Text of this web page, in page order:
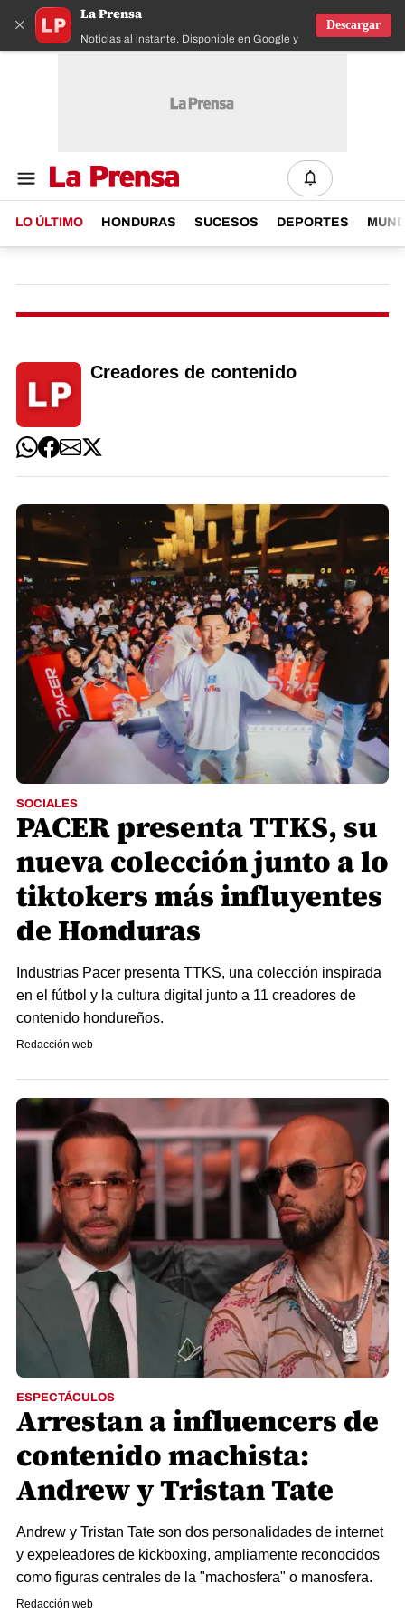
×
La Prensa
Noticias al instante. Disponible en Google y IOS
Descargar
LO ÚLTIMO HONDURAS SUCESOS DEPORTES
Creadores de contenido
SOCIALES
PACER presenta TTKS, su
nueva colección junto a lo
tiktokers más influyentes
de Honduras
Industrias Pacer presenta TTKS, una colección inspirada
en el fútbol y la cultura digital junto a 11 creadores de
contenido hondureños.
Redacción web
ESPECTÁCULOS
Arrestan a influencers de
contenido machista:
Andrew y Tristan Tate
Andrew y Tristan Tate son dos personalidades de internet
y expeleadores de kickboxing, ampliamente reconocidos
como figuras centrales de la "machosfera" o manosfera.
Redacción web